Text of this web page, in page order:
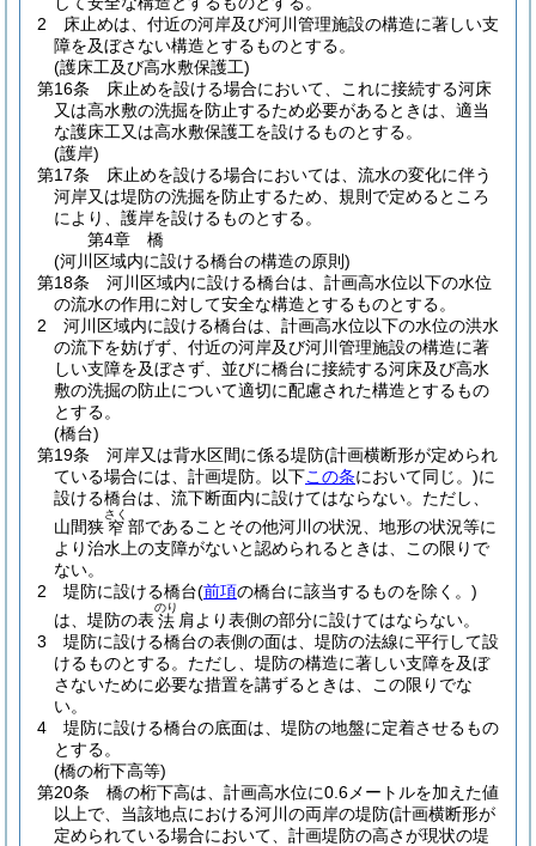
2
床止めは、付近の河岸及び河川管理施設の構造に著しい支
障を及ぼさない構造とするものとする。
(護床工及び高水敷保護工)
第16条
床止めを設ける場合において、これに接続する河床
又は高水敷の洗掘を防止するため必要があるときは、適当
な護床工又は高水敷保護工を設けるものとする。
(護岸)
第17条
床止めを設ける場合においては、流水の変化に伴う
河岸又は堤防の洗掘を防止するため、規則で定めるところ
により、護岸を設けるものとする。
第4章
橋
(河川区域内に設ける橋台の構造の原則)
第18条
河川区域内に設ける橋台は、計画高水位以下の水位
の流水の作用に対して安全な構造とするものとする。
2
河川区域内に設ける橋台は、計画高水位以下の水位の洪水
の流下を妨げず、付近の河岸及び河川管理施設の構造に著
しい支障を及ぼさず、並びに橋台に接続する河床及び高水
敷の洗掘の防止について適切に配慮された構造とするもの
とする。
(橋台)
第19条
河岸又は背水区間に係る堤防(計画横断形が定められ
ている場合には、計画堤防。以下この条において同じ。)に
設ける橋台は、流下断面内に設けてはならない。 ただし、
山間狭 窄
さく
部であることその他河川の状況、地形の状況等に
より治水上の支障がないと認められるときは、この限りで
ない。
2
堤防に設ける橋台(前項の橋台に該当するものを除く。)
は、堤防の表法
のり
肩より表側の部分に設けてはならない。
3
堤防に設ける橋台の表側の面は、堤防の法線に平行して設
けるものとする。 ただし、堤防の構造に著しい支障を及ぼ
さないために必要な措置を講ずるときは、この限りでな
い。
4
堤防に設ける橋台の底面は、堤防の地盤に定着させるもの
とする。
(橋の桁下高等)
第20条
橋の桁下高は、計画高水位に0.6メートルを加えた値
以上で、当該地点における河川の両岸の堤防(計画横断形が
定められている場合において、計画堤防の高さが現状の堤